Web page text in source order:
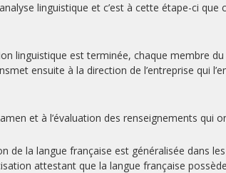
linguistique et c’est à cette étape-ci
linguistique est terminée, chaque membre
ensuite à la direction de l’entreprise qui
et à l’évaluation des renseignements qui
de la langue française est généralisée dans
attestant que la langue française